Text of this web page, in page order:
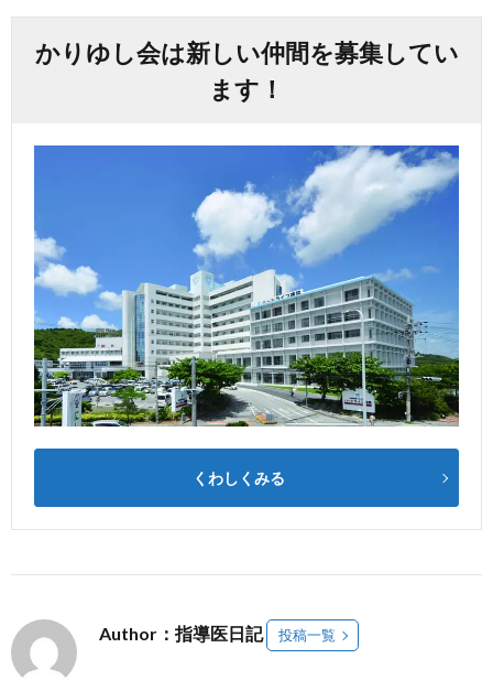
かりゆし会は新しい仲間を募集してい
ます！
くわしくみる
Author：指導医日記 投稿一覧